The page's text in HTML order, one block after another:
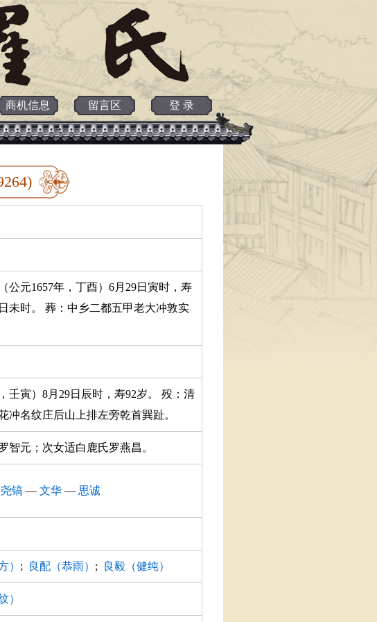
商机信息 留言区 登 录
公元1657年，丁酉）6月29日寅时，寿
未时。 葬：中乡二都五甲老大冲敦实
壬寅）8月29日辰时，寿92岁。 殁：清
冲名纹庄后山上排左旁乾首巽趾。
智元；次女适白鹿氏罗燕昌。
尧镐 — 文华 — 思诚
） ; 良配（恭雨） ; 良毅（健纯）
）